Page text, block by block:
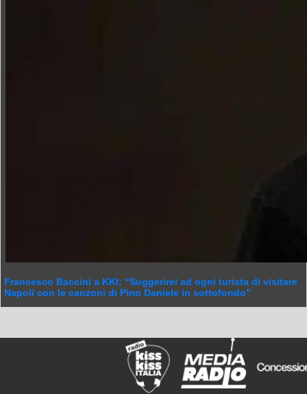
Francesco Baccini a KKI: “Suggerirei ad ogni turista di visitare
Napoli con le canzoni di Pino Daniele in sottofondo”